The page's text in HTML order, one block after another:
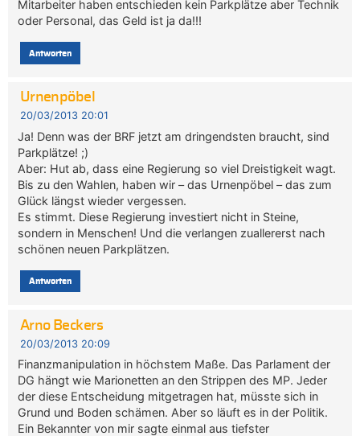
Mitarbeiter haben entschieden kein Parkplätze aber Technik
oder Personal, das Geld ist ja da!!!
Antworten
Urnenpöbel
20/03/2013 20:01
Ja! Denn was der BRF jetzt am dringendsten braucht, sind
Parkplätze! ;)
Aber: Hut ab, dass eine Regierung so viel Dreistigkeit wagt.
Bis zu den Wahlen, haben wir – das Urnenpöbel – das zum
Glück längst wieder vergessen.
Es stimmt. Diese Regierung investiert nicht in Steine,
sondern in Menschen! Und die verlangen zuallererst nach
schönen neuen Parkplätzen.
Antworten
Arno Beckers
20/03/2013 20:09
Finanzmanipulation in höchstem Maße. Das Parlament der
DG hängt wie Marionetten an den Strippen des MP. Jeder
der diese Entscheidung mitgetragen hat, müsste sich in
Grund und Boden schämen. Aber so läuft es in der Politik.
Ein Bekannter von mir sagte einmal aus tiefster